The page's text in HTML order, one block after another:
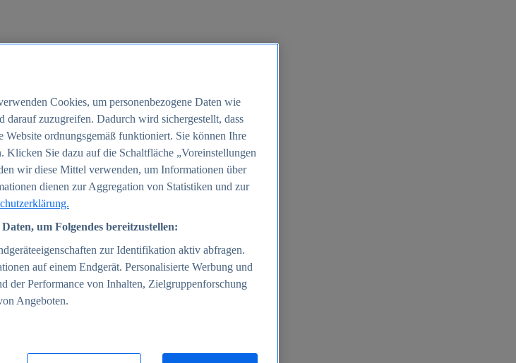
Cookies, um personenbezogene Daten wie
darauf zuzugreifen. Dadurch wird sichergestellt, dass
ordnungsgemäß funktioniert. Sie können Ihre
Klicken Sie dazu auf die Schaltfläche „Voreinstellungen
wir diese Mittel verwenden, um Informationen über
dienen zur Aggregation von Statistiken und zur
um Folgendes bereitzustellen:
zur Identifikation aktiv abfragen.
auf einem Endgerät. Personalisierte Werbung und
der Performance von Inhalten, Zielgruppenforschung
Angeboten.